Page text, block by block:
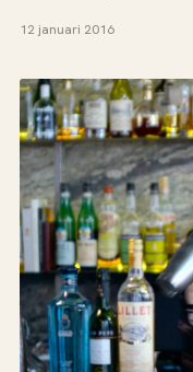
12 januari 2016